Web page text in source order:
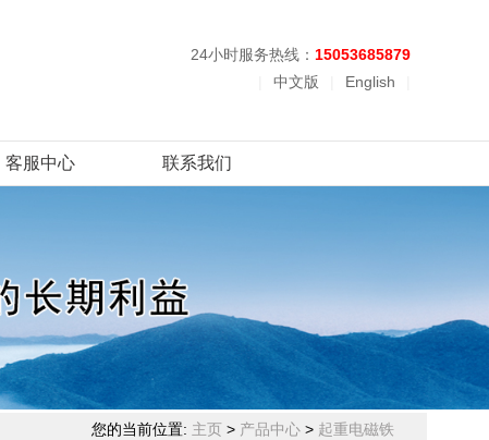
24小时服务热线： 15053685879
中文版 English
客服中心 联系我们
您的当前位置: 主页 > 产品中心 > 起重电磁铁